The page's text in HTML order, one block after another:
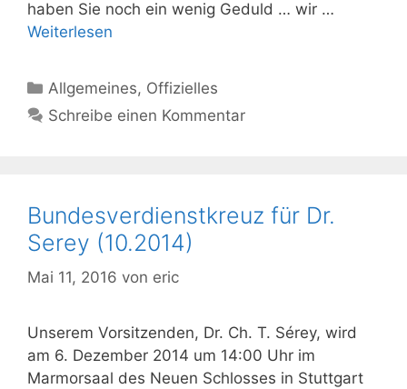
haben Sie noch ein wenig Geduld … wir …
Weiterlesen
Kategorien
Allgemeines, Offizielles
Schreibe einen Kommentar
Bundesverdienstkreuz für Dr.
Serey (10.2014)
Mai 11, 2016 von eric
Unserem Vorsitzenden, Dr. Ch. T. Sérey, wird
am 6. Dezember 2014 um 14:00 Uhr im
Marmorsaal des Neuen Schlosses in Stuttgart